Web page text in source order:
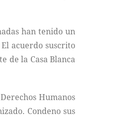
han tenido un
acuerdo suscrito
de la Casa Blanca
Humanos
Condeno sus